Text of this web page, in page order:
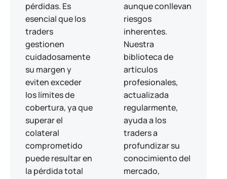
pérdidas. Es
esencial que los
traders
gestionen
cuidadosamente
su margen y
eviten exceder
los límites de
cobertura, ya que
superar el
colateral
comprometido
puede resultar en
la pérdida total
aunque conllevan
riesgos
inherentes.
Nuestra
biblioteca de
artículos
profesionales,
actualizada
regularmente,
ayuda a los
traders a
profundizar su
conocimiento del
mercado,